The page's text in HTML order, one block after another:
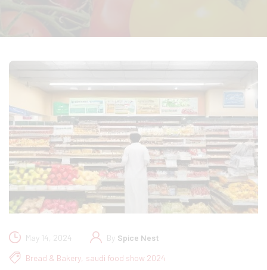
May 14, 2024 By Spice Nest
Bread & Bakery, saudi food show 2024